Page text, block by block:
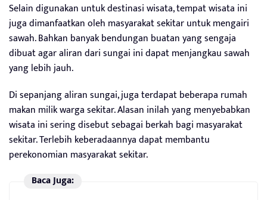
Selain digunakan untuk destinasi wisata, tempat wisata ini
juga dimanfaatkan oleh masyarakat sekitar untuk mengairi
sawah. Bahkan banyak bendungan buatan yang sengaja
dibuat agar aliran dari sungai ini dapat menjangkau sawah
yang lebih jauh.
Di sepanjang aliran sungai, juga terdapat beberapa rumah
makan milik warga sekitar. Alasan inilah yang menyebabkan
wisata ini sering disebut sebagai berkah bagi masyarakat
sekitar. Terlebih keberadaannya dapat membantu
perekonomian masyarakat sekitar.
Baca Juga: